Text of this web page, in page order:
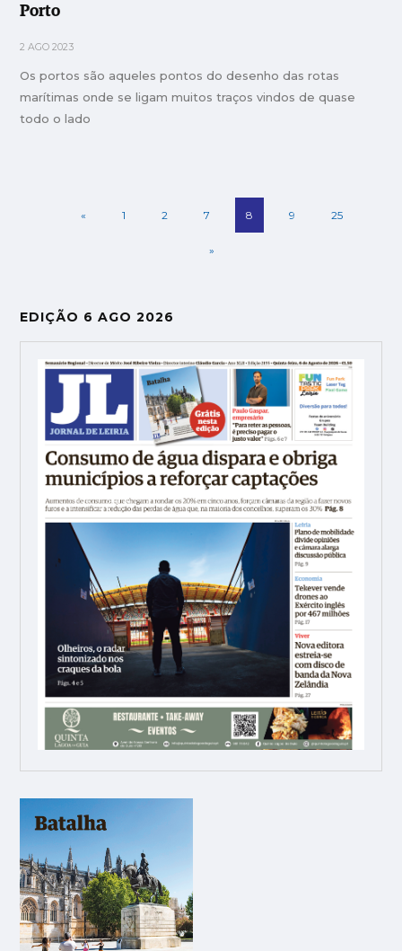
Porto
2 AGO 2023
Os portos são aqueles pontos do desenho das rotas
marítimas onde se ligam muitos traços vindos de quase
todo o lado
« 1 2 7 8 9 25
»
EDIÇÃO 6 AGO 2026